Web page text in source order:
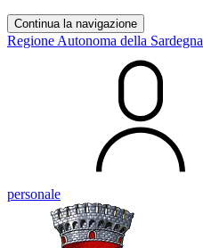
Continua la navigazione
Regione Autonoma della Sardegna
personale